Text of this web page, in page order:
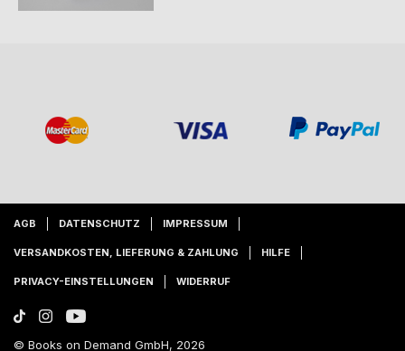
AGB DATENSCHUTZ IMPRESSUM
VERSANDKOSTEN, LIEFERUNG & ZAHLUNG HILFE
PRIVACY-EINSTELLUNGEN WIDERRUF
© Books on Demand GmbH, 2026